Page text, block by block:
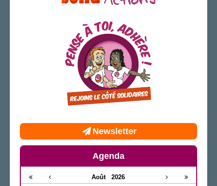
Newsletter
Agenda
Août 2026